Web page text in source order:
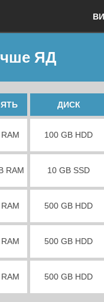
ЯД
ДИСК
100 GB HDD
RAM 10 GB SSD
500 GB HDD
500 GB HDD
500 GB HDD